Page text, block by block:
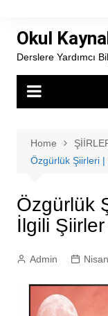
contentOkul
Derslere Yardımcı
Home
Özgürlük Şiirleri |
Özgürlük
İlgili
Admin